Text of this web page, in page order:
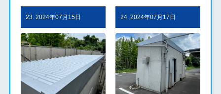
23. 2024年07月15日 24. 2024年07月17日